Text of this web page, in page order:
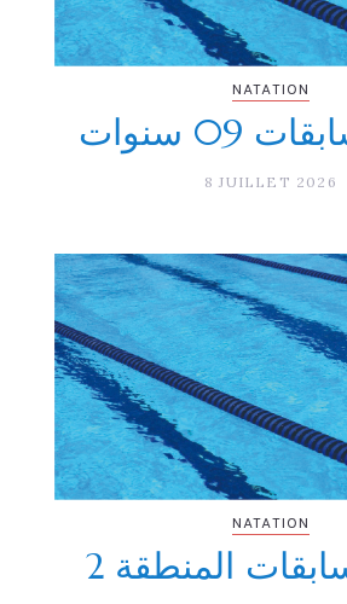
NATATION
09 سنوات
8 JUILLET 2026
NATATION
المنطقة 2